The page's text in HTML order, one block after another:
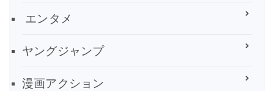
エンタメ
ヤングジャンプ
漫画アクション